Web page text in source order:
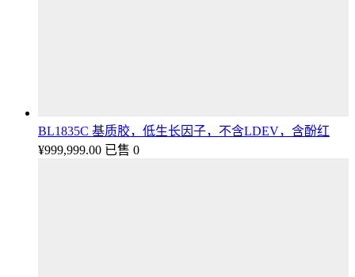
BL1835C 基质胶，低生长因子，不含LDEV，含酚红
¥999,999.00 已售 0